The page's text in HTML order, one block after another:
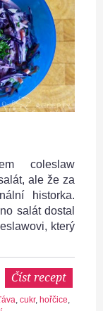
coleslaw
ale že za
historka.
salát dostal
který
Číst recept
cukr, hořčice